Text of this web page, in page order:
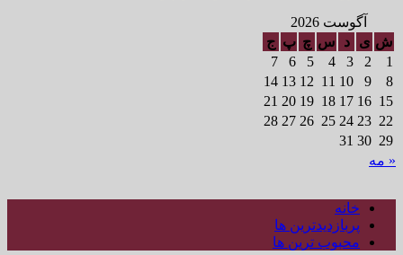
آگوست 2026
ش ی د س چ پ ج
1
2
3
4
5
6
7
8
9
10
11
12
13
14
15
16
17
18
19
20
21
22
23
24
25
26
27
28
29
30
31
« مه
خانه
پربازدیدترین ها
محبوب ترین ها